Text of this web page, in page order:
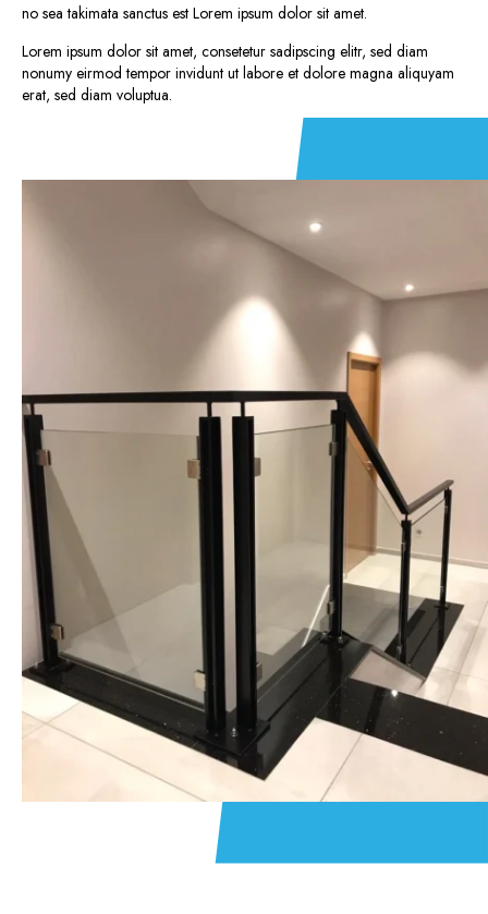
no sea takimata sanctus est Lorem ipsum dolor sit amet.
Lorem ipsum dolor sit amet, consetetur sadipscing elitr, sed diam
nonumy eirmod tempor invidunt ut labore et dolore magna aliquyam
erat, sed diam voluptua.